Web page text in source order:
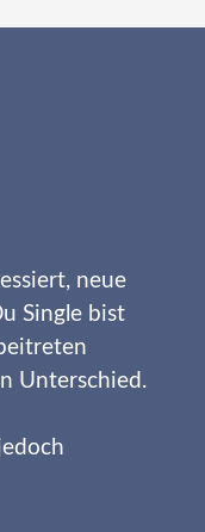
neue
Single bist
Unterschied.